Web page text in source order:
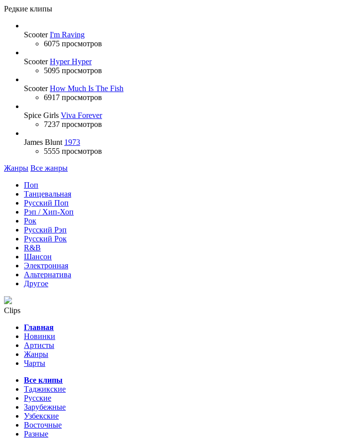
Редкие клипы
Scooter I'm Raving
6075 просмотров
Scooter Hyper Hyper
5095 просмотров
Scooter How Much Is The Fish
6917 просмотров
Spice Girls Viva Forever
7237 просмотров
James Blunt 1973
5555 просмотров
Жанры Все жанры
Поп
Танцевальная
Русский Поп
Рэп / Хип-Хоп
Рок
Русский Рэп
Русский Рок
R&B
Шансон
Электронная
Альтернатива
Другое
Clips
Главная
Новинки
Артисты
Жанры
Чарты
Все клипы
Таджикские
Русские
Зарубежные
Узбекские
Восточные
Разные